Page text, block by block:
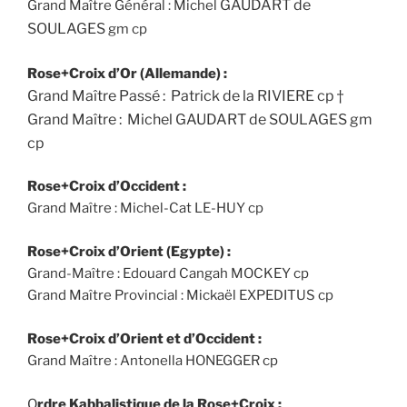
Grand Maître Général : Michel GAUDART de
SOULAGESgm cp
Rose+Croix d’Or (Allemande) :
Grand Maître Passé : Patrick de la RIVIERE cp †
Grand Maître : Michel GAUDART de SOULAGES gm
cp
Rose+Croix d’Occident :
Grand Maître : Michel-Cat LE-HUY cp
Rose+Croix d’Orient (Egypte) :
Grand-Maître : Edouard Cangah MOCKEY cp
Grand Maître Provincial : Mickaël EXPEDITUS cp
Rose+Croix d’Orient et d’Occident :
Grand Maître : Antonella HONEGGER cp